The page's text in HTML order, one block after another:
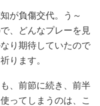
が負傷交代。う～
、どんなプレーを見
り期待していたので
ります。
、前節に続き、前半
ってしまうのは、こ